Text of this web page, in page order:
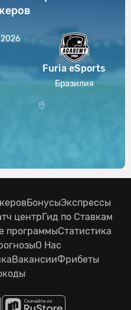
Furia eSports
Бразилия
БонусыЭкспрессы
центрГид по Ставкам
программыСтатистика
О Нас
ВакансииФрибеты